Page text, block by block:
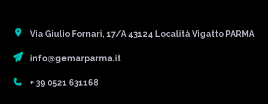
Via Giulio Fornari, 17/A 43124 Località Vigatto PARMA
info@gemarparma.it
+ 39 0521 631168